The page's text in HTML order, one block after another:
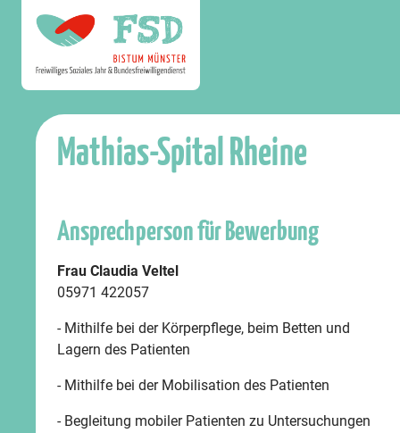
Mathias-Spital Rheine
Ansprechperson für Bewerbung
Frau Claudia Veltel
05971 422057
- Mithilfe bei der Körperpflege, beim Betten und
Lagern des Patienten
- Mithilfe bei der Mobilisation des Patienten
- Begleitung mobiler Patienten zu Untersuchungen